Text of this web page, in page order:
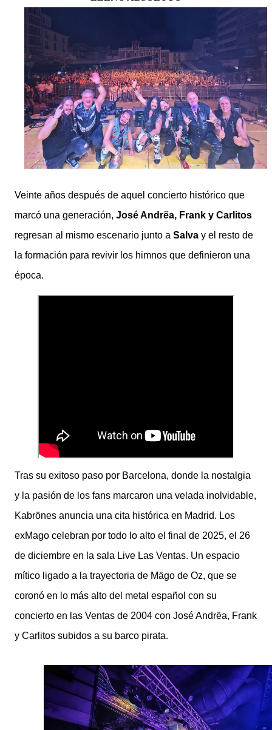
Veinte años después de aquel concierto histórico que
marcó una generación, José Andrëa, Frank y Carlitos
regresan al mismo escenario junto a Salva y el resto de
la formación para revivir los himnos que definieron una
época.
Tras su exitoso paso por Barcelona, donde la nostalgia
y la pasión de los fans marcaron una velada inolvidable,
Kabrönes anuncia una cita histórica en Madrid. Los
exMago celebran por todo lo alto el final de 2025, el 26
de diciembre en la sala Live Las Ventas. Un espacio
mítico ligado a la trayectoria de Mägo de Oz, que se
coronó en lo más alto del metal español con su
concierto en las Ventas de 2004 con José Andrëa, Frank
y Carlitos subidos a su barco pirata.